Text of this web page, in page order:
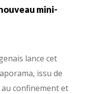
mini-
lance cet
issu de
confinement et